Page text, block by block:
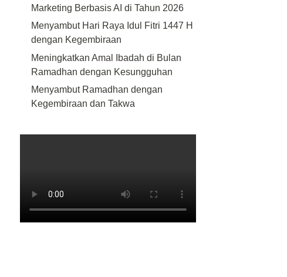
Marketing Berbasis AI di Tahun 2026
Menyambut Hari Raya Idul Fitri 1447 H
dengan Kegembiraan
Meningkatkan Amal Ibadah di Bulan
Ramadhan dengan Kesungguhan
Menyambut Ramadhan dengan
Kegembiraan dan Takwa